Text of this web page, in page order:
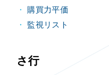
購買力平価
監視リスト
さ行